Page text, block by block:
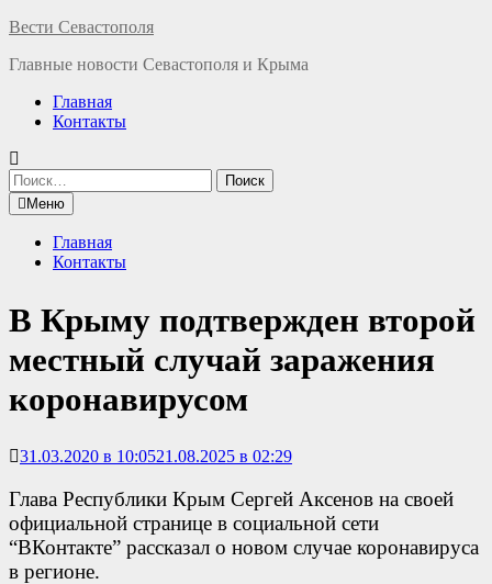
Перейти
содержимому
Вести Севастополя
Главные новости Севастополя и Крыма
Главная
Контакты
Найти:
Меню
Главная
Контакты
В Крыму подтвержден второй
местный случай заражения
коронавирусом
31.03.2020 в 10:0521.08.2025 в 02:29
Глава Республики Крым Сергей Аксенов на своей
официальной странице в социальной сети
“ВКонтакте” рассказал о новом случае коронавируса
в регионе.